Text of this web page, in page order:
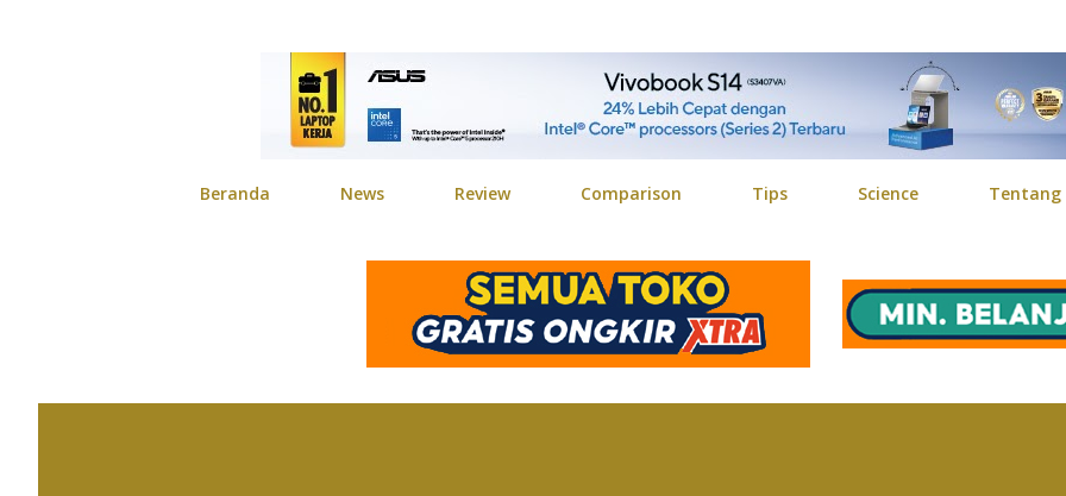
Beranda News Review Comparison Tips Science Tentang